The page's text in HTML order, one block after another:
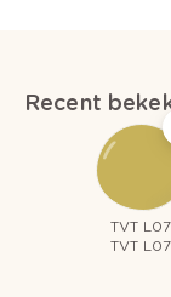
Recent
TVT
TVT